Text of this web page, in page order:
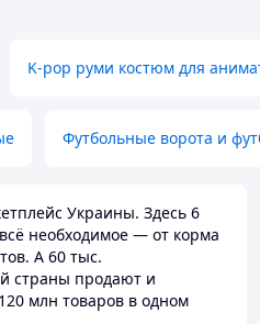
K-pop руми костюм для
Футбольные ворота и
Украины. Здесь 6
необходимое — от корма
А 60 тыс.
страны продают и
млн товаров в одном